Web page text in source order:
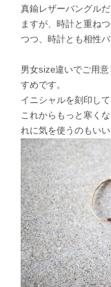
真鍮レザーバングル
ますが、時計と重ね
つつ、時計とも相性
男女size違いでご用
すめです。
イニシャルを刻印し
これからもっと寒く
れに気を使うのもいい